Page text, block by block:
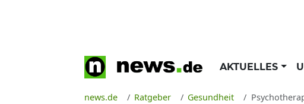
AKTUELLES
news.de Ratgeber Gesundheit